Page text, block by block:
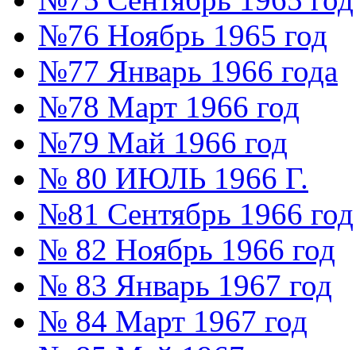
№76 Ноябрь 1965 год
№77 Январь 1966 года
№78 Март 1966 год
№79 Май 1966 год
№ 80 ИЮЛЬ 1966 Г.
№81 Сентябрь 1966 год
№ 82 Ноябрь 1966 год
№ 83 Январь 1967 год
№ 84 Март 1967 год